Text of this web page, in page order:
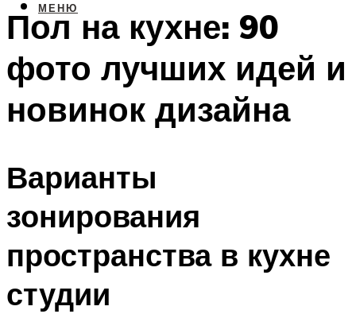
МЕНЮ
Пол на кухне: 90
фото лучших идей и
новинок дизайна
Варианты
зонирования
пространства в кухне
студии